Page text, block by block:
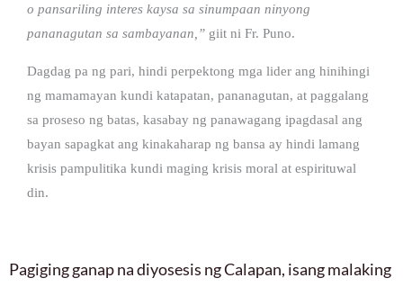
o pansariling interes kaysa sa sinumpaan ninyong
pananagutan sa sambayanan,” giit ni Fr. Puno.
Dagdag pa ng pari, hindi perpektong mga lider ang hinihingi
ng mamamayan kundi katapatan, pananagutan, at paggalang
sa proseso ng batas, kasabay ng panawagang ipagdasal ang
bayan sapagkat ang kinakaharap ng bansa ay hindi lamang
krisis pampulitika kundi maging krisis moral at espirituwal
din.
Pagiging ganap na diyosesis ng Calapan, isang malaking